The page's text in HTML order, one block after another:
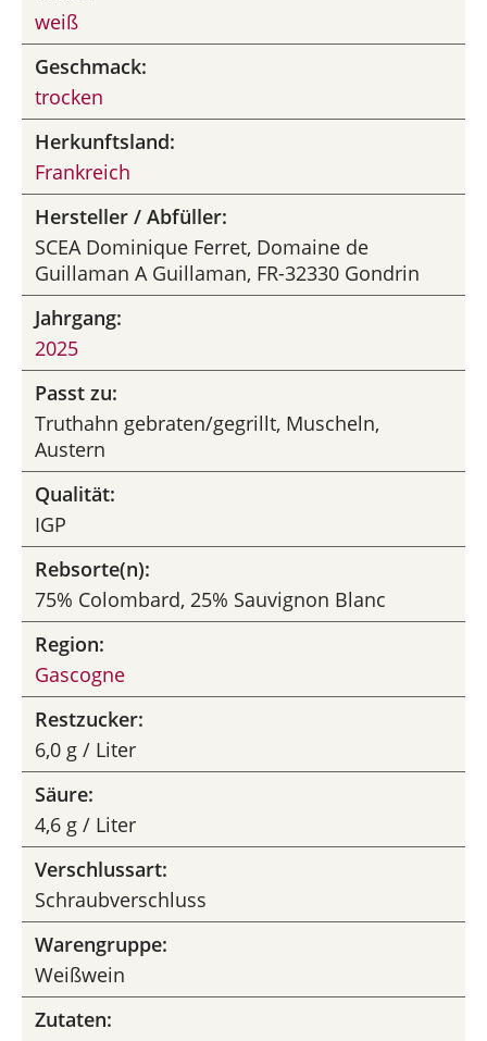
weiß
Geschmack:
trocken
Herkunftsland:
Frankreich
Hersteller / Abfüller:
SCEA Dominique Ferret, Domaine de
Guillaman A Guillaman, FR-32330 Gondrin
Jahrgang:
2025
Passt zu:
Truthahn gebraten/gegrillt, Muscheln,
Austern
Qualität:
IGP
Rebsorte(n):
75% Colombard, 25% Sauvignon Blanc
Region:
Gascogne
Restzucker:
6,0 g / Liter
Säure:
4,6 g / Liter
Verschlussart:
Schraubverschluss
Warengruppe:
Weißwein
Zutaten: